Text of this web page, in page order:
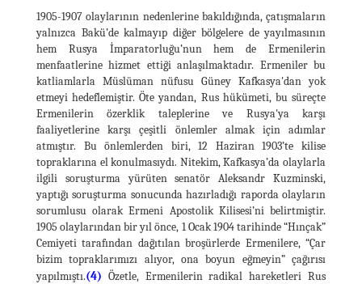
1905-1907 olaylarının nedenlerine bakıldığında, çatışmaların
yalnızca Bakü’de kalmayıp diğer bölgelere de yayılmasının
hem Rusya İmparatorluğu’nun hem de Ermenilerin
menfaatlerine hizmet ettiği anlaşılmaktadır. Ermeniler bu
katliamlarla Müslüman nüfusu Güney Kafkasya'dan yok
etmeyi hedeflemiştir. Öte yandan, Rus hükümeti, bu süreçte
Ermenilerin özerklik taleplerine ve Rusya'ya karşı
faaliyetlerine karşı çeşitli önlemler almak için adımlar
atmıştır. Bu önlemlerden biri, 12 Haziran 1903’te kilise
topraklarına el konulmasıydı. Nitekim, Kafkasya’da olaylarla
ilgili soruşturma yürüten senatör Aleksandr Kuzminski,
yaptığı soruşturma sonucunda hazırladığı raporda olayların
sorumlusu olarak Ermeni Apostolik Kilisesi’ni belirtmiştir.
1905 olaylarından bir yıl önce, 1 Ocak 1904 tarihinde “Hınçak”
Cemiyeti tarafından dağıtılan broşürlerde Ermenilere, “Çar
bizim topraklarımızı alıyor, ona boyun eğmeyin” çağırısı
yapılmıştı.(4) Özetle, Ermenilerin radikal hareketleri Rus